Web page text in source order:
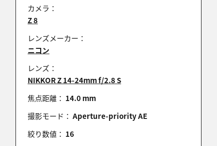
素敵な表現、ナイスフォトです！
ナイスショットです。
グッド切れでコメントのみとなり申し訳ありませ
ん。
カメラ：
Z 8
レンズメーカー：
ニコン
レンズ：
NIKKOR Z 14-24mm f/2.8 S
焦点距離： 14.0 mm
撮影モード： Aperture-priority AE
絞り数値： 16